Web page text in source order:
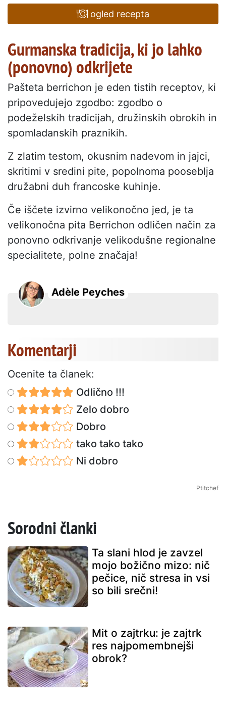
ogled recepta
Gurmanska tradicija, ki jo lahko
(ponovno) odkrijete
Pašteta berrichon je eden tistih receptov, ki
pripovedujejo zgodbo: zgodbo o
podeželskih tradicijah, družinskih obrokih in
spomladanskih praznikih.
Z zlatim testom, okusnim nadevom in jajci,
skritimi v sredini pite, popolnoma pooseblja
družabni duh francoske kuhinje.
Če iščete izvirno velikonočno jed, je ta
velikonočna pita Berrichon odličen način za
ponovno odkrivanje velikodušne regionalne
specialitete, polne značaja!
Adèle Peyches
Komentarji
Ocenite ta članek:
Odlično !!!
Zelo dobro
Dobro
tako tako tako
Ni dobro
Ptitchef
Sorodni članki
Ta slani hlod je zavzel
mojo božično mizo: nič
pečice, nič stresa in vsi
so bili srečni!
Mit o zajtrku: je zajtrk
res najpomembnejši
obrok?